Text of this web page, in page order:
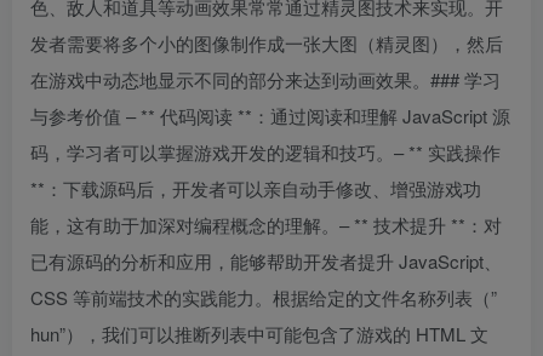
色、敌人和道具等动画效果常常通过精灵图技术来实现。开
发者需要将多个小的图像制作成一张大图（精灵图），然后
在游戏中动态地显示不同的部分来达到动画效果。### 学习
与参考价值 – ** 代码阅读 **：通过阅读和理解 JavaScript 源
码，学习者可以掌握游戏开发的逻辑和技巧。– ** 实践操作
**：下载源码后，开发者可以亲自动手修改、增强游戏功
能，这有助于加深对编程概念的理解。– ** 技术提升 **：对
已有源码的分析和应用，能够帮助开发者提升 JavaScript、
CSS 等前端技术的实践能力。根据给定的文件名称列表（”
hun”），我们可以推断列表中可能包含了游戏的 HTML 文